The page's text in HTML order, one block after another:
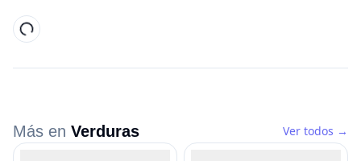
Más en Verduras Ver todos →
Listado de productos